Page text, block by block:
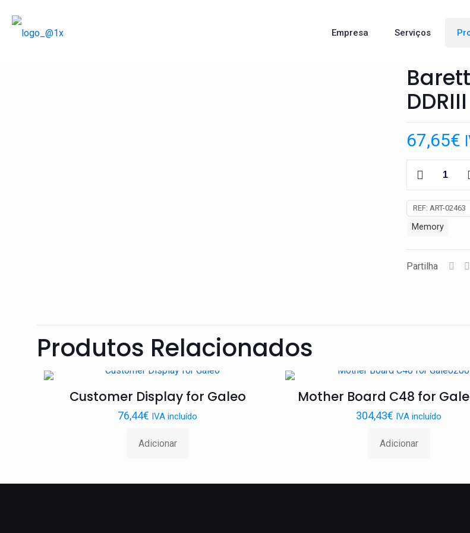
Empresa Serviços
67,65€
Barette
Memoire
2GOSoDim
REF: ART-02463
Memory
Partilha
Produtos Relacionados
Customer Display for Galeo
76,44€ IVA incluído
Adicionar
Mother Board C48 for
304,43€ IVA incluído
Adicionar